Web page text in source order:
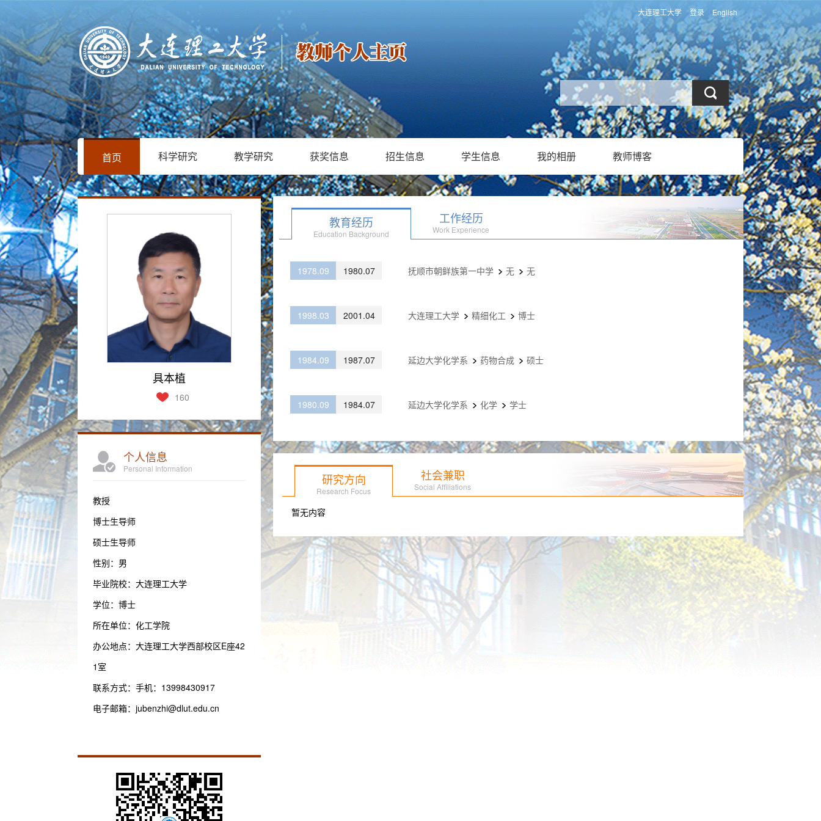
大连理工大学 登录 English
首页 科学研究 教学研究 获奖信息 招生信息 学生信息 我的相册 教师博客
具本植
160
个人信息
Personal Information
教授
博士生导师
硕士生导师
性别：男
毕业院校：大连理工大学
学位：博士
所在单位：化工学院
办公地点：大连理工大学西部校区E座42
1室
联系方式： 手机：13998430917
电子邮箱： jubenzhi@dlut.edu.cn
教育经历
Education Background
工作经历
Work Experience
1978.09 1980.07 抚顺市朝鲜族第一中学 无 无
1998.03 2001.04 大连理工大学 精细化工 博士
1984.09 1987.07 延边大学化学系 药物合成 硕士
1980.09 1984.07 延边大学化学系 化学 学士
研究方向
Research Focus
社会兼职
Social Affiliations
暂无内容